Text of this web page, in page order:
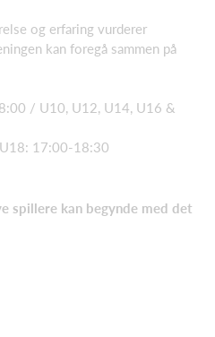
og erfaring vurderer
kan foregå sammen på
/ U10, U12, U14, U16 &
17:00-18:30
spillere kan begynde med det